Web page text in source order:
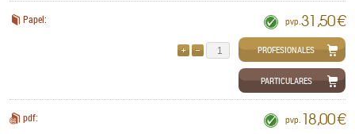
Papel: pvp. 31,50 €
QUITARPROFESIONALES
PARTICULARES
pdf: pvp. 18,00 €